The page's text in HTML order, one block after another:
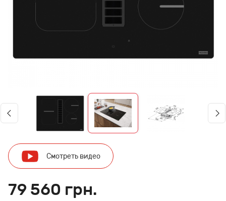
Смотреть видео
79 560 грн.